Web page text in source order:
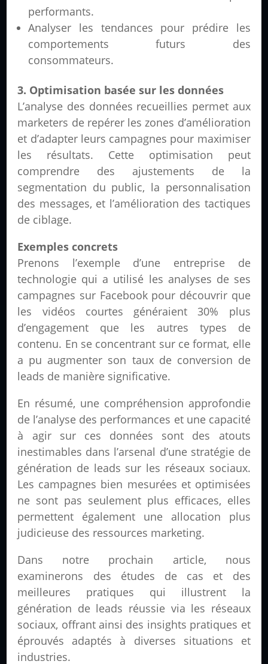
performants.
Analyser les tendances pour prédire les
comportements futurs des
consommateurs.
3. Optimisation basée sur les données
L’analyse des données recueillies permet aux
marketers de repérer les zones d’amélioration
et d’adapter leurs campagnes pour maximiser
les résultats. Cette optimisation peut
comprendre des ajustements de la
segmentation du public, la personnalisation
des messages, et l’amélioration des tactiques
de ciblage.
Exemples concrets
Prenons l’exemple d’une entreprise de
technologie qui a utilisé les analyses de ses
campagnes sur Facebook pour découvrir que
les vidéos courtes généraient 30% plus
d’engagement que les autres types de
contenu. En se concentrant sur ce format, elle
a pu augmenter son taux de conversion de
leads de manière significative.
En résumé, une compréhension approfondie
de l’analyse des performances et une capacité
à agir sur ces données sont des atouts
inestimables dans l’arsenal d’une stratégie de
génération de leads sur les réseaux sociaux.
Les campagnes bien mesurées et optimisées
ne sont pas seulement plus efficaces, elles
permettent également une allocation plus
judicieuse des ressources marketing.
Dans notre prochain article, nous
examinerons des études de cas et des
meilleures pratiques qui illustrent la
génération de leads réussie via les réseaux
sociaux, offrant ainsi des insights pratiques et
éprouvés adaptés à diverses situations et
industries.